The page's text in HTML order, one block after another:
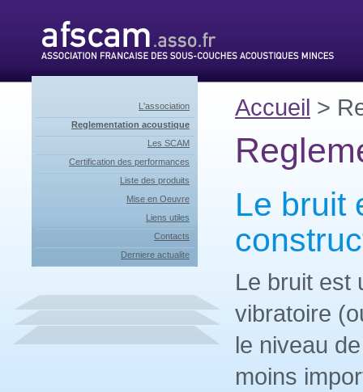
L'association
Reglementation acoustique
Les SCAM
Certification des performances
Liste des produits
Mise en Oeuvre
Liens utiles
Contacts
Derniere actualite
Accueil >
Le bruit
Le bruit est
vibratoire
le niveau
moins